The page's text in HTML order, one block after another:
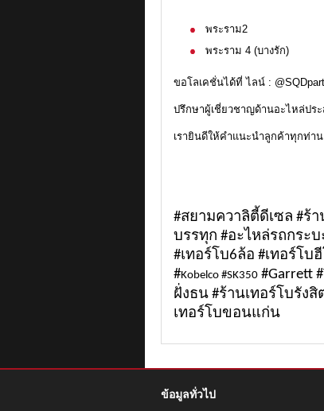
พระราม2
พระราม 4 (บางรัก)
ขอโลเคชั่นได้ที่ ไลน์ :
ปรึกษาผู้เชี่ยวชาญด้านอะไหล่ปร
เรายินดีให้คำแนะนำลูกค้าทุกท่าน
#สยามควาลิตี้ดีเซล #ร้า
บรรทุก #อะไหล่รถกระบ
#เทอร์โบ6ล้อ #เทอร์โบฮี
#Kobelco #SK350 #Garrett
ฝั่งธน #ร้านเทอร์โบรัง
เทอร์โบขอนแก่น
ข้อมูลทั่วไป